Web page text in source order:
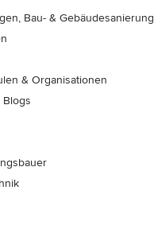
Bau- & Gebäudesanierung
& Organisationen
Blogs